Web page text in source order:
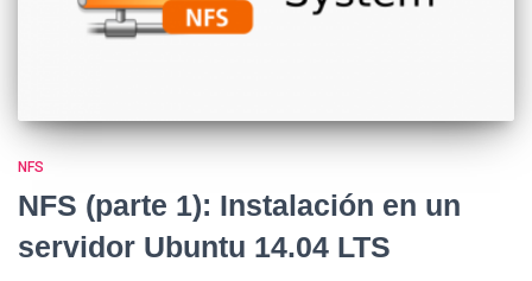
NFS
NFS (parte 1): Instalación en un
servidor Ubuntu 14.04 LTS